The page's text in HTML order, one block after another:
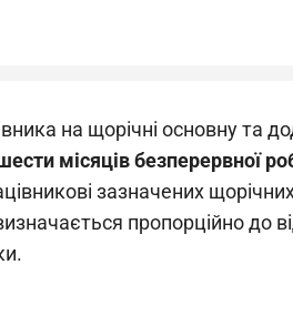
на щорічні основну та
місяців безперервної
зазначених
пропорційно до